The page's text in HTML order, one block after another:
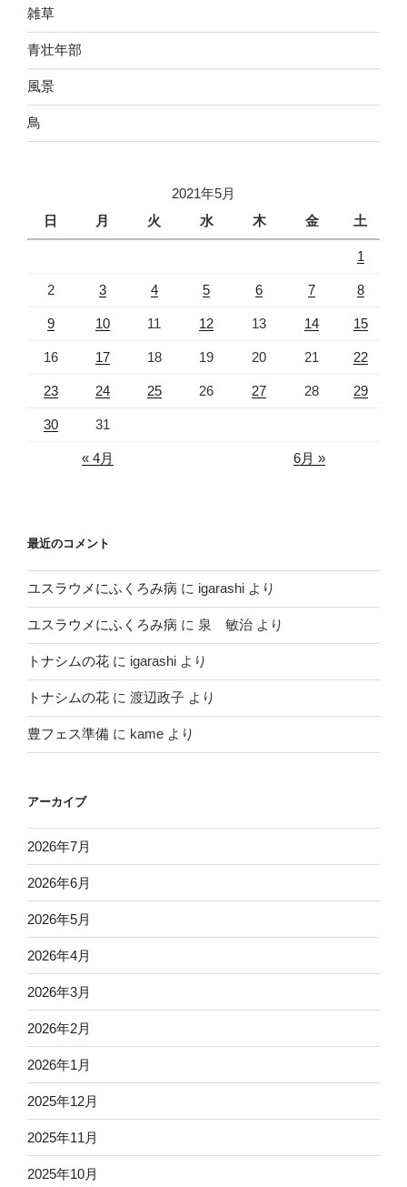
雑草
青壮年部
風景
鳥
2021年5月
日
月 火 水 木 金 土
1
2 3 4 5 6 7 8
9 10 11 12 13 14 15
16 17 18 19 20 21 22
23 24 25 26 27 28 29
30 31
« 4月 6月 »
最近のコメント
ユスラウメにふくろみ病 に igarashi より
ユスラウメにふくろみ病 に 泉 敏治 より
トナシムの花 に igarashi より
トナシムの花 に 渡辺政子 より
豊フェス準備 に kame より
アーカイブ
2026年7月
2026年6月
2026年5月
2026年4月
2026年3月
2026年2月
2026年1月
2025年12月
2025年11月
2025年10月